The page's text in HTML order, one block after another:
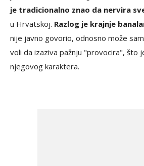
je tradicionalno znao da nervira
u Hrvatskoj. Razlog je krajnje
nije javno govorio, odnosno može
voli da izaziva pažnju "provocira", što
njegovog karaktera.